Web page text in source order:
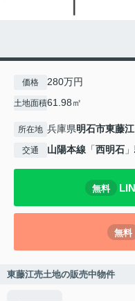
価格 280万円
土地面積61.98㎡
所在地 兵庫県明石市東藤江
交通 山陽本線 「西明石
無料
無料
東藤江売土地の販売中物件